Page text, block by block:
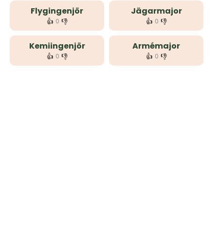
Flygingenjör
👍 0 👎
Jägarmajor
👍 0 👎
Kemiingenjör
👍 0 👎
Armémajor
👍 0 👎